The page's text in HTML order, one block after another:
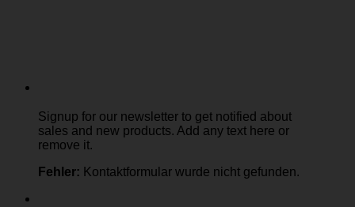
Signup for our newsletter to get notified about
sales and new products. Add any text here or
remove it.
Fehler: Kontaktformular wurde nicht gefunden.